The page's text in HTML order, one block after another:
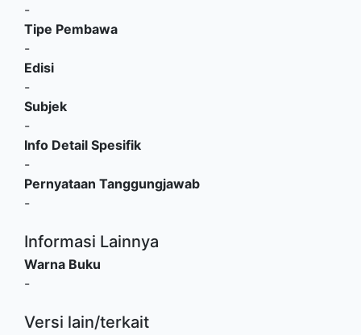
-
Tipe Pembawa
-
Edisi
-
Subjek
-
Info Detail Spesifik
-
Pernyataan Tanggungjawab
-
Informasi Lainnya
Warna Buku
-
Versi lain/terkait